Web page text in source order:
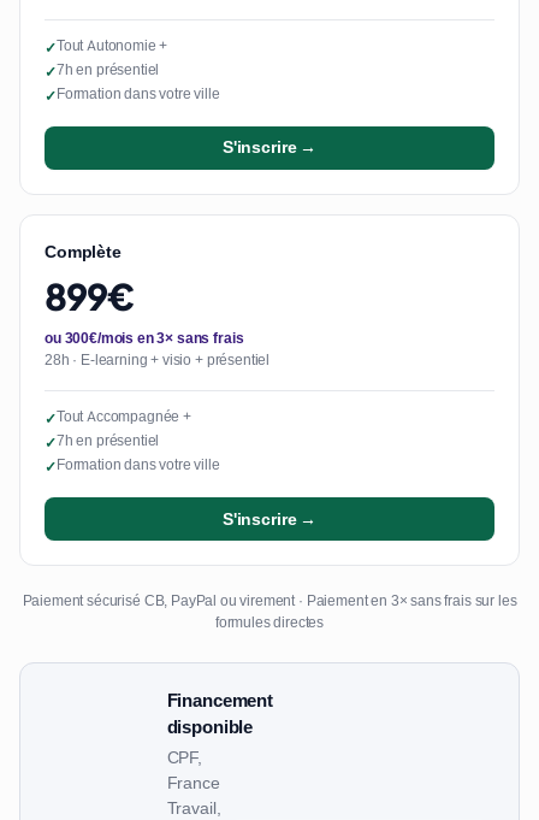
✓Tout Autonomie +
✓7h en présentiel
✓Formation dans votre ville
S'inscrire →
Complète
899€
ou 300€/mois en 3× sans frais
28h · E-learning + visio + présentiel
✓Tout Accompagnée +
✓7h en présentiel
✓Formation dans votre ville
S'inscrire →
Paiement sécurisé CB, PayPal ou virement · Paiement en 3× sans frais sur les
formules directes
Financement
disponible
CPF,
France
Travail,